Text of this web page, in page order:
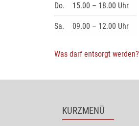
Do. 15.00 – 18.00 Uhr
Sa. 09.00 – 12.00 Uhr
Was darf entsorgt werden?
KURZMENÜ